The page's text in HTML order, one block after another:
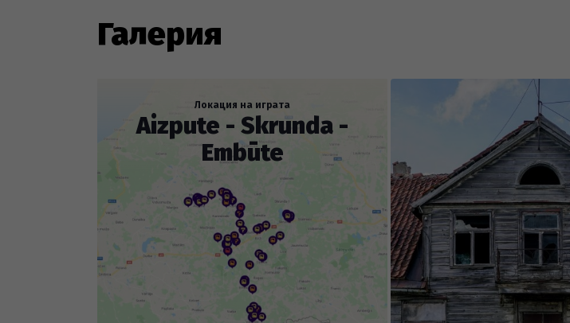
are permanently fixed, while
to warn you that there might
replaced, demolished,
objects are easily accessible
The game's content is edited
we appreciate everyone who
existing content.
Галерия
Локация на играта
Aizpute - Skrunda -
Embūte